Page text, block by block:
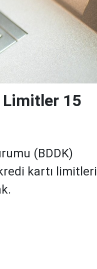
Limitler 15
(BDDK)
kartı limitleri